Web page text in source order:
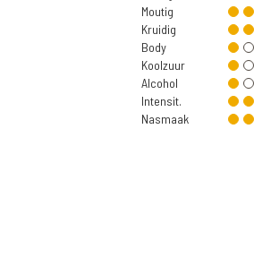
Moutig
Kruidig
Body
Koolzuur
Alcohol
Intensit.
Nasmaak